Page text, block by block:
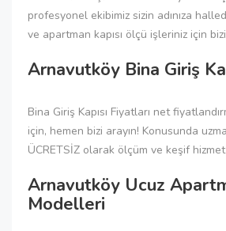
profesyonel ekibimiz sizin adınıza
ve apartman kapısı ölçü işleriniz için
Arnavutköy Bina Giriş
Bina Giriş Kapısı Fiyatları net
için, hemen bizi arayın! Konusunda
ÜCRETSİZ olarak ölçüm ve keşif
Arnavutköy Ucuz
Modelleri